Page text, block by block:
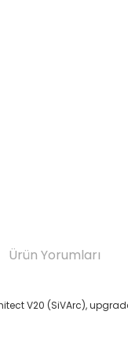
Ürün Yorumları
V20 (SiVArc),